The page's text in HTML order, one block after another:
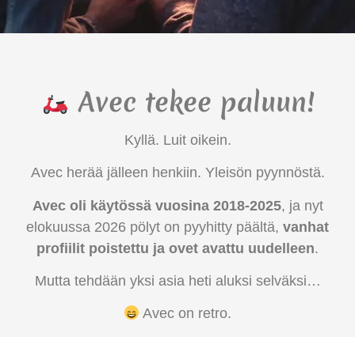
Avec tekee paluun!
Kyllä. Luit oikein.
Avec herää jälleen henkiin. Yleisön pyynnöstä.
Avec oli käytössä vuosina 2018-2025, ja nyt
elokuussa 2026 pölyt on pyyhitty päältä, vanhat
profiilit poistettu ja ovet avattu uudelleen.
Mutta tehdään yksi asia heti aluksi selväksi…
Avec on retro.